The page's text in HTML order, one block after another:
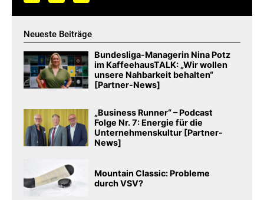
Neueste Beiträge
Bundesliga-Managerin Nina Potz
im KaffeehausTALK: „Wir wollen
unsere Nahbarkeit behalten“
[Partner-News]
„Business Runner“ – Podcast
Folge Nr. 7: Energie für die
Unternehmenskultur [Partner-
News]
Mountain Classic: Probleme
durch VSV?